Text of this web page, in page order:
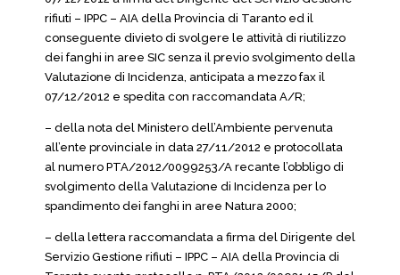
rifiuti – IPPC – AIA della Provincia di Taranto ed il
conseguente divieto di svolgere le attività di riutilizzo
dei fanghi in aree SIC senza il previo svolgimento della
Valutazione di Incidenza, anticipata a mezzo fax il
07/12/2012 e spedita con raccomandata A/R;
– della nota del Ministero dell’Ambiente pervenuta
all’ente provinciale in data 27/11/2012 e protocollata
al numero PTA/2012/0099253/A recante l’obbligo di
svolgimento della Valutazione di Incidenza per lo
spandimento dei fanghi in aree Natura 2000;
– della lettera raccomandata a firma del Dirigente del
Servizio Gestione rifiuti – IPPC – AIA della Provincia di